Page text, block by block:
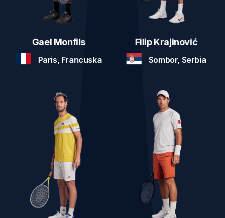
Gael Monfils
Paris, Francuska
Filip Krajinović
Sombor, Serbia